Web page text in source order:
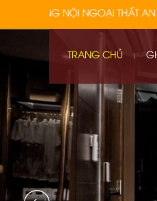
AN PHƯỚC DECOR KÍNH
TRANG CHỦ